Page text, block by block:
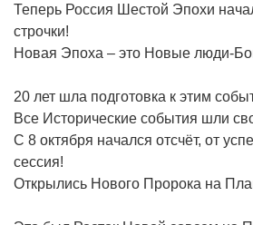
Теперь Россия Шестой Эпохи
строчки!
Новая Эпоха – это Новые люди-
20 лет шла подготовка к этим
Все Исторические события шли
С 8 октября начался отсчёт, от
сессия!
Открылись Нового Пророка на